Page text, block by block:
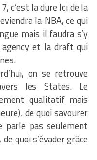
c’est la dure loi de la
la NBA, ce qui
mais il faudra s’y
et la draft qui
on se retrouve
les States. Le
qualitatif mais
de quoi savourer
parle pas seulement
quoi s’évader grâce